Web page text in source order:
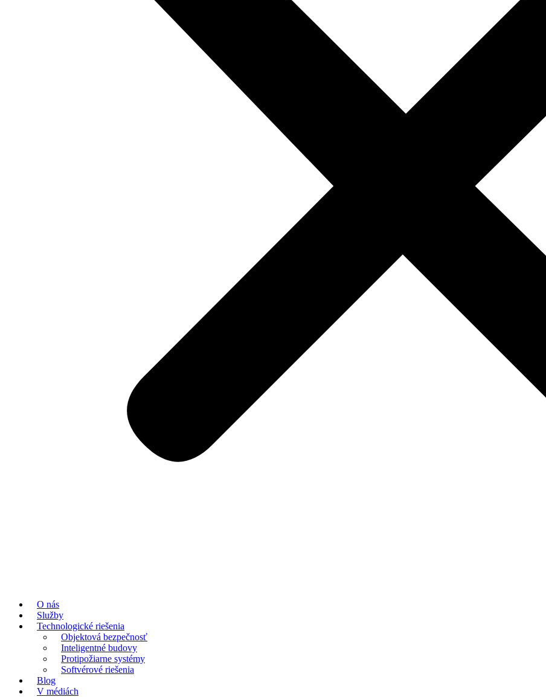
O nás
Služby
Technologické riešenia
Objektová bezpečnosť
Inteligentné budovy
Protipožiarne systémy
Softvérové riešenia
Blog
V médiách